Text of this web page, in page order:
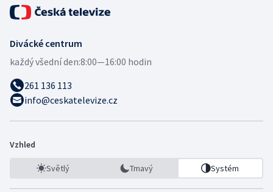
Divácké centrum
každý všední den:8:00—16:00 hodin
261 136 113
info@ceskatelevize.cz
Vzhled
Světlý Tmavý Systém